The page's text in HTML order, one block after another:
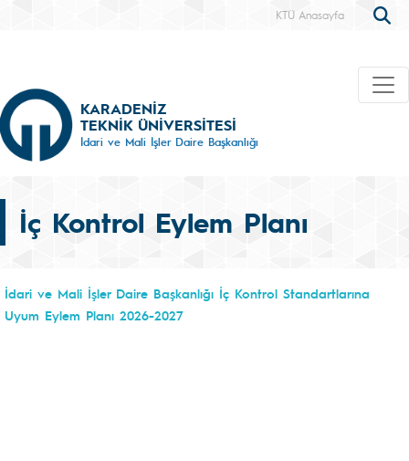
KTÜ Anasayfa
KARADENİZ
TEKNİK ÜNİVERSİTESİ
İdari ve Mali İşler Daire Başkanlığı
İç Kontrol Eylem Planı
İdari ve Mali İşler Daire Başkanlığı İç Kontrol Standartlarına
Uyum Eylem Planı 2026-2027